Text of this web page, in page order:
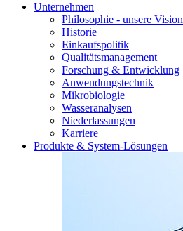
Unternehmen
Philosophie - unsere Vision
Historie
Einkaufspolitik
Qualitätsmanagement
Forschung & Entwicklung
Anwendungstechnik
Mikrobiologie
Wasseranalysen
Niederlassungen
Karriere
Produkte & System-Lösungen